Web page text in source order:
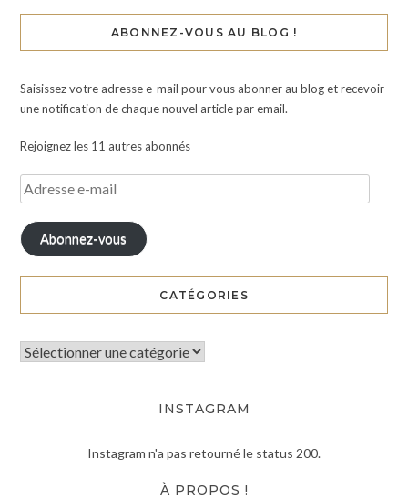
ABONNEZ-VOUS AU BLOG !
Saisissez votre adresse e-mail pour vous abonner au blog et recevoir
une notification de chaque nouvel article par email.
Rejoignez les 11 autres abonnés
Abonnez-vous
CATÉGORIES
INSTAGRAM
Instagram n'a pas retourné le status 200.
À PROPOS !